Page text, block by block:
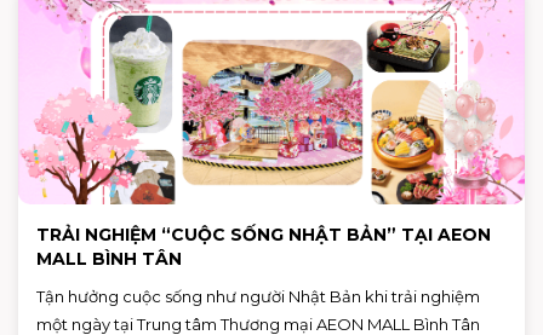
TRẢI NGHIỆM “CUỘC SỐNG NHẬT BẢN” TẠI AEON
MALL BÌNH TÂN
Tận hưởng cuộc sống như người Nhật Bản khi trải nghiệm
một ngày tại Trung tâm Thương mại AEON MALL Bình Tân